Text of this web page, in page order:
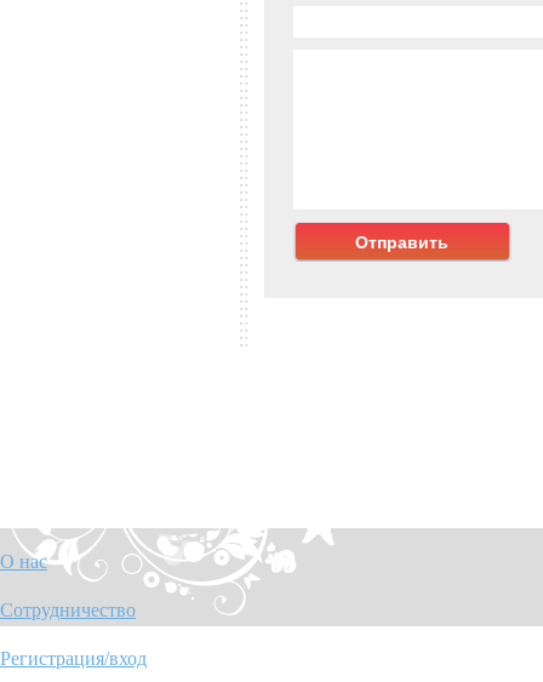
О нас
Сотрудничество
Регистрация/вход